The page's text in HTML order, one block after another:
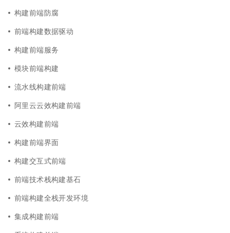
构建前端防腐
前端构建数据驱动
构建前端服务
模块前端构建
流水线构建前端
阿里云云效构建前端
云效构建前端
构建前端界面
构建交互式前端
前端技术栈构建基石
前端构建全栈开发环境
集成构建前端